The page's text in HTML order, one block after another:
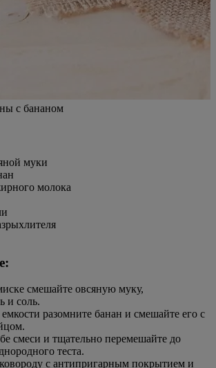
с бананом
муки
молока
смешайте овсяную муку,
и соль.
разомните банан и смешайте его с
смеси и тщательно перемешайте до
теста.
с антипригарным покрытием и